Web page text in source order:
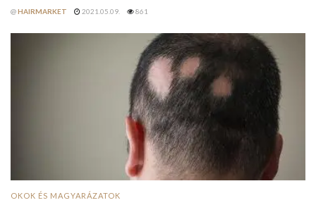
@HAIRMARKET 2021.05.09. 861
OKOK ÉS MAGYARÁZATOK